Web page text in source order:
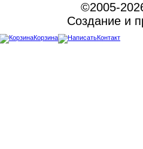
©2005-
Создание и
Корзина
Контакт